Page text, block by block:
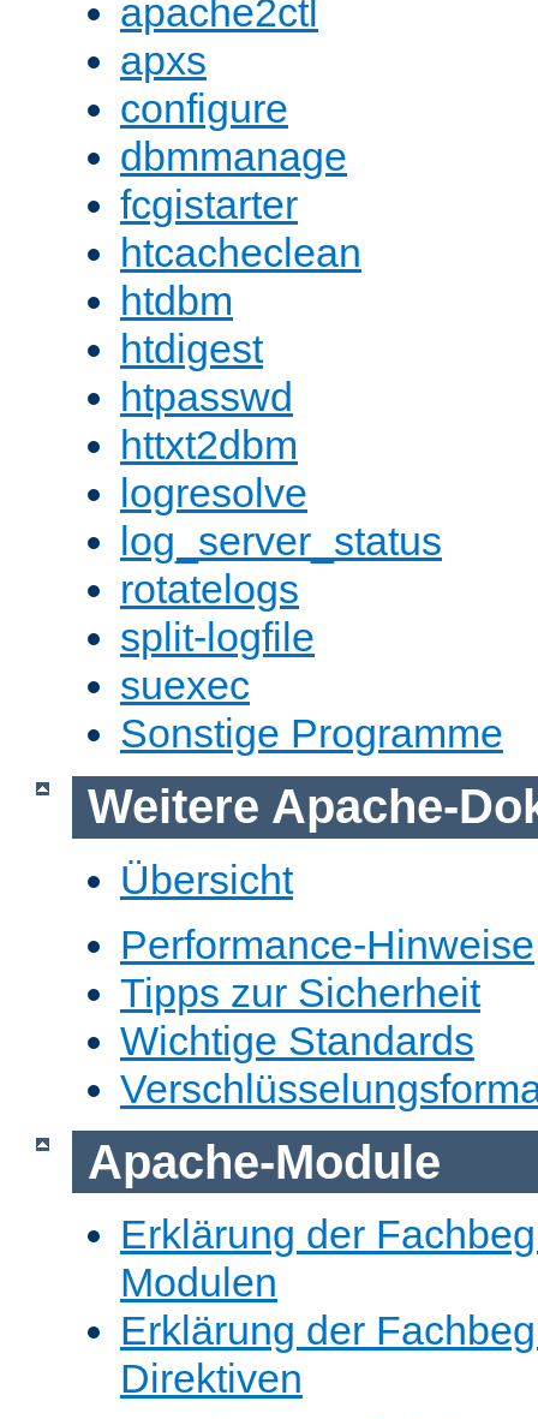
apache2ctl
apxs
configure
dbmmanage
fcgistarter
htcacheclean
htdbm
htdigest
htpasswd
httxt2dbm
logresolve
log_server_status
rotatelogs
split-logfile
suexec
Sonstige Programme
Weitere Apache-
Übersicht
Performance-Hinweise
Tipps zur Sicherheit
Wichtige Standards
Apache-Module
Erklärung der
Modulen
Erklärung der
Direktiven